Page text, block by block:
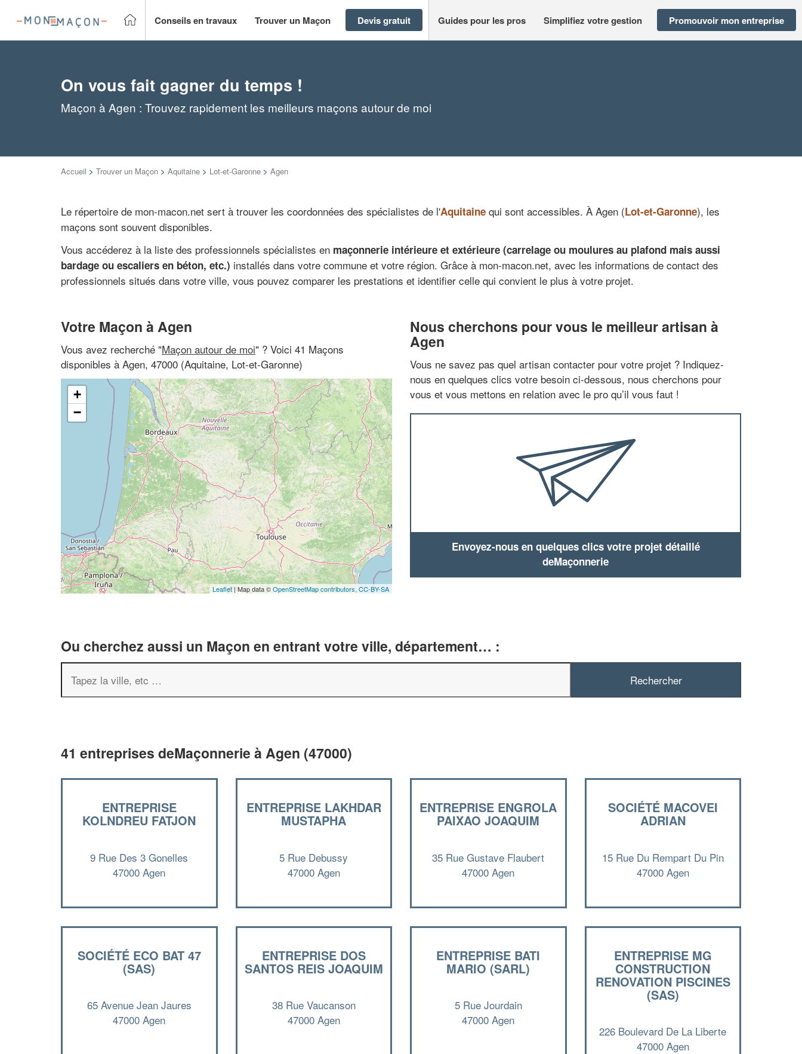
Conseils en travaux Trouver un Maçon Devis gratuit Guides pour les pros Simplifiez votre gestion Promouvoir mon entreprise
On vous fait gagner du temps !
Maçon à Agen : Trouvez rapidement les meilleurs maçons autour de moi
Accueil > Trouver un Maçon > Aquitaine > Lot-et-Garonne > Agen
Le répertoire de mon-macon.net sert à trouver les coordonnées des spécialistes de l'Aquitaine qui sont accessibles. À Agen (Lot-et-Garonne), les
maçons sont souvent disponibles.
Vous accéderez à la liste des professionnels spécialistes en maçonnerie intérieure et extérieure (carrelage ou moulures au plafond mais aussi
bardage ou escaliers en béton, etc.) installés dans votre commune et votre région. Grâce à mon-macon.net, avec les informations de contact des
professionnels situés dans votre ville, vous pouvez comparer les prestations et identifier celle qui convient le plus à votre projet.
Votre Maçon à Agen
Vous avez recherché "Maçon autour de moi" ? Voici 41 Maçons
disponibles à Agen, 47000 (Aquitaine, Lot-et-Garonne)
+
−
Leaflet| Map data ©OpenStreetMap contributors, CC-BY-SA
Nous cherchons pour vous le meilleur artisan à
Agen
Vous ne savez pas quel artisan contacter pour votre projet ? Indiquez-
nous en quelques clics votre besoin ci-dessous, nous cherchons pour
vous et vous mettons en relation avec le pro qu’il vous faut !
Envoyez-nous en quelques clics votre projet détaillé
deMaçonnerie
Ou cherchez aussi un Maçon en entrant votre ville, département… :
41 entreprises deMaçonnerie à Agen (47000)
ENTREPRISE
KOLNDREU FATJON
9 Rue Des 3 Gonelles
47000 Agen
ENTREPRISE LAKHDAR
MUSTAPHA
5 Rue Debussy
47000 Agen
ENTREPRISE ENGROLA
PAIXAO JOAQUIM
35 Rue Gustave Flaubert
47000 Agen
SOCIÉTÉ MACOVEI
ADRIAN
15 Rue Du Rempart Du Pin
47000 Agen
SOCIÉTÉ ECO BAT 47
(SAS)
65 Avenue Jean Jaures
47000 Agen
ENTREPRISE DOS
SANTOS REIS JOAQUIM
38 Rue Vaucanson
47000 Agen
ENTREPRISE BATI
MARIO (SARL)
5 Rue Jourdain
47000 Agen
ENTREPRISE MG
CONSTRUCTION
RENOVATION PISCINES
(SAS)
226 Boulevard De La Liberte
47000 Agen
professionnel ?